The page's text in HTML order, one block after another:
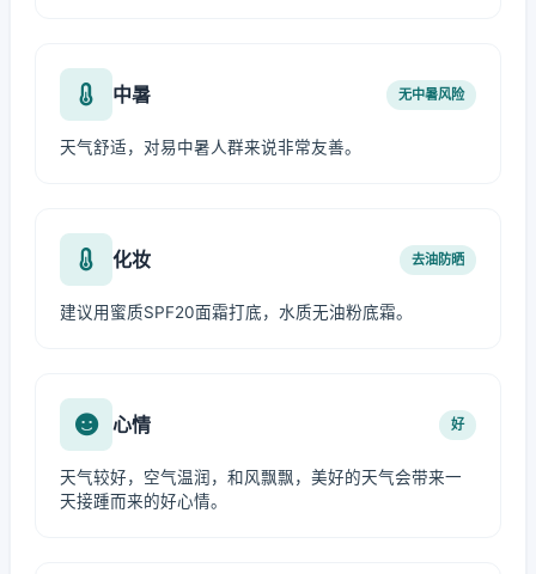
中暑 无中暑风险
天气舒适，对易中暑人群来说非常友善。
化妆 去油防晒
建议用蜜质SPF20面霜打底，水质无油粉底霜。
心情 好
天气较好，空气温润，和风飘飘，美好的天气会带来一
天接踵而来的好心情。